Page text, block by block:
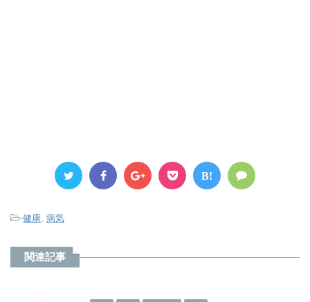
B!
-健康, 病気
関連記事